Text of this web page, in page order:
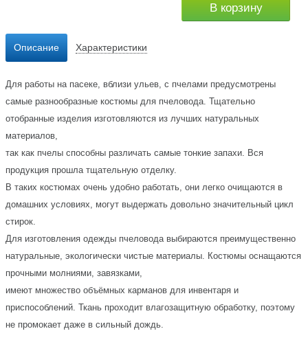
В корзину
Описание Характеристики
Для работы на пасеке, вблизи ульев, с пчелами предусмотрены
самые разнообразные костюмы для пчеловода. Тщательно
отобранные изделия изготовляются из лучших натуральных
материалов,
так как пчелы способны различать самые тонкие запахи. Вся
продукция прошла тщательную отделку.
В таких костюмах очень удобно работать, они легко очищаются в
домашних условиях, могут выдержать довольно значительный цикл
стирок.
Для изготовления одежды пчеловода выбираются преимущественно
натуральные, экологически чистые материалы. Костюмы оснащаются
прочными молниями, завязками,
имеют множество объёмных карманов для инвентаря и
приспособлений. Ткань проходит влагозащитную обработку, поэтому
не промокает даже в сильный дождь.